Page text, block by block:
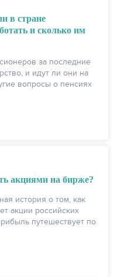
в стране
и сколько им
за последние
и идут ли они на
вопросы о пенсиях
акциями на бирже?
история о том, как
акции российских
путешествует по